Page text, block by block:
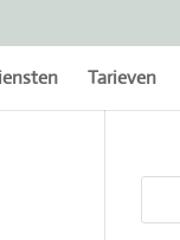
Tarieven